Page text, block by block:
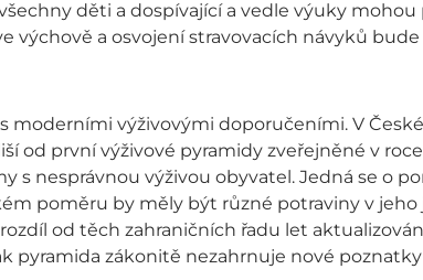
děti a dospívající a vedle výuky
výchově a osvojení stravovacích návyků
moderními výživovými doporučeními. V
od první výživové pyramidy zveřejněné v roce
s nesprávnou výživou obyvatel. Jedná se o
poměru by měly být různé potraviny v
od těch zahraničních řadu let
pyramida zákonitě nezahrnuje nové